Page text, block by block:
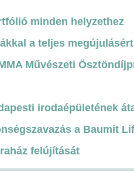
minden helyzethez
a teljes megújulásért
Művészeti
irodaépületének
a Baumit
felújítását